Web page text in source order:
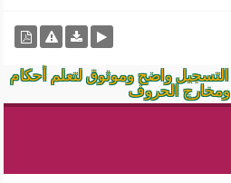
واضح وموثوق لتعلم أحكام
ومخارج الحروف